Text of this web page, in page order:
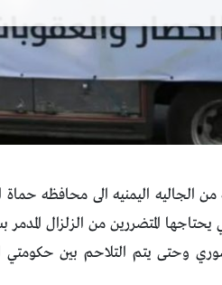
الجاليه اليمنيه الى محافظه
يحتاجها المتضررين من الزلزال
وحتى يتم التلاحم بين حكومتي